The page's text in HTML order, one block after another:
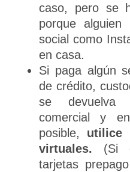
caso, pero se
porque
social como
en casa.
Si paga algún
de crédito,
se devuelva
comercial y
posible, utilice
virtuales. (Si
tarjetas